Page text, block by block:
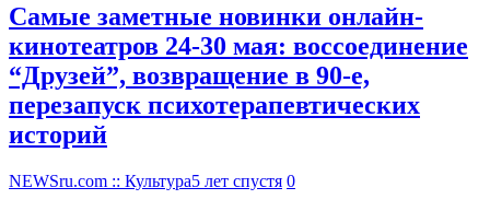
Самые заметные новинки онлайн-
кинотеатров 24-30 мая: воссоединение
“Друзей”, возвращение в 90-е,
перезапуск психотерапевтических
историй
NEWSru.com :: Культура5 лет спустя 0